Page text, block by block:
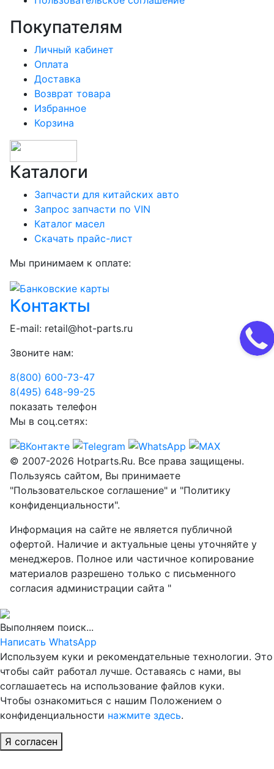
Покупателям
Личный кабинет
Оплата
Доставка
Возврат товара
Избранное
Корзина
Каталоги
Запчасти для китайских авто
Запрос запчасти по VIN
Каталог масел
Скачать прайс-лист
Мы принимаем к оплате:
Контакты
E-mail: retail@hot-parts.ru
Звоните нам:
8(800) 600-73-47
8(495) 648-99-25
показать телефон
Мы в соц.сетях:
© 2007-2026 Hotparts.Ru. Все права защищены.
Пользуясь сайтом, Вы принимаете
"Пользовательское соглашение" и "Политику
конфиденциальности".
Информация на сайте не является публичной
офертой. Наличие и актуальные цены уточняйте у
менеджеров. Полное или частичное копирование
материалов разрешено только с письменного
согласия администрации сайта "
Выполняем поиск...
Написать WhatsApp
Используем куки и рекомендательные технологии. Это
чтобы сайт работал лучше. Оставаясь с нами, вы
соглашаетесь на использование файлов куки.
Чтобы ознакомиться с нашим Положением о
конфиденциальности нажмите здесь.
Я согласен